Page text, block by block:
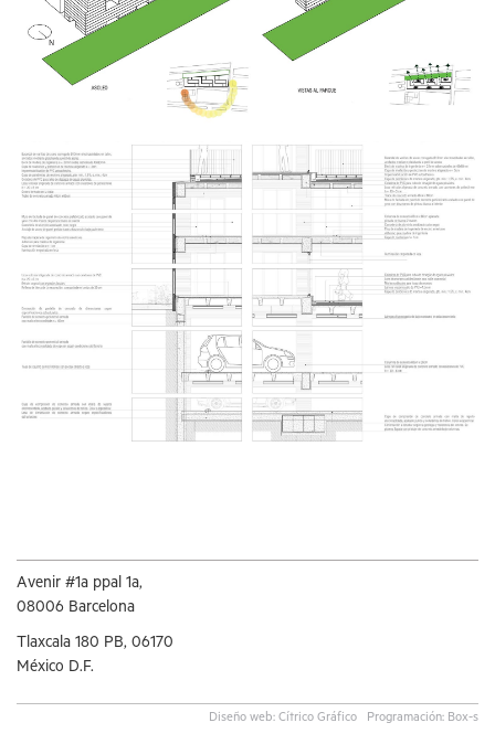
Avenir #1a ppal 1a,
08006 Barcelona
Tlaxcala 180 PB, 06170
México D.F.
Diseño web: Cítrico Gráfico Programación: Box-s